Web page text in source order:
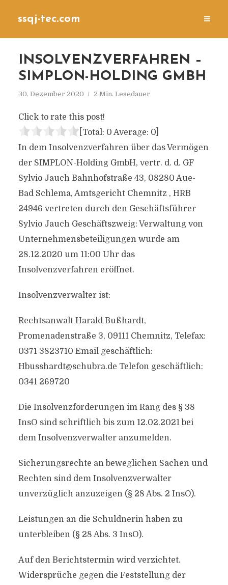
ssqj-tec.com
INSOLVENZVERFAHREN –
SIMPLON-HOLDING GMBH
30. Dezember 2020 2 Min. Lesedauer
Click to rate this post!
[Total: 0 Average: 0]
In dem Insolvenzverfahren über das Vermögen
der SIMPLON-Holding GmbH, vertr. d. d. GF
Sylvio Jauch Bahnhofstraße 43, 08280 Aue-
Bad Schlema, Amtsgericht Chemnitz , HRB
24946 vertreten durch den Geschäftsführer
Sylvio Jauch Geschäftszweig: Verwaltung von
Unternehmensbeteiligungen wurde am
28.12.2020 um 11:00 Uhr das
Insolvenzverfahren eröffnet.
Insolvenzverwalter ist:
Rechtsanwalt Harald Bußhardt,
Promenadenstraße 3, 09111 Chemnitz, Telefax:
0371 3823710 Email geschäftlich:
Hbusshardt@schubra.de Telefon geschäftlich:
0341 269720
Die Insolvenzforderungen im Rang des § 38
InsO sind schriftlich bis zum 12.02.2021 bei
dem Insolvenzverwalter anzumelden.
Sicherungsrechte an beweglichen Sachen und
Rechten sind dem Insolvenzverwalter
unverzüglich anzuzeigen (§ 28 Abs. 2 InsO).
Leistungen an die Schuldnerin haben zu
unterbleiben (§ 28 Abs. 3 InsO).
Auf den Berichtstermin wird verzichtet.
Widersprüche gegen die Feststellung der